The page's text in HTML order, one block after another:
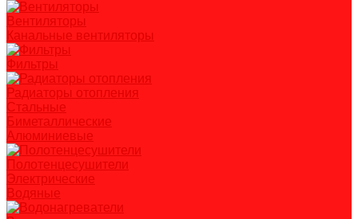
Вентиляторы
Канальные вентиляторы
Фильтры
Радиаторы отопления
Стальные
Биметаллические
Алюминиевые
Полотенцесушители
Электрические
Водяные